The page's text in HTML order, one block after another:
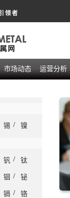
领者
市场动态 运营分析
锡 / 镍
钒 / 钛
铟 / 铋
镉 / 铬